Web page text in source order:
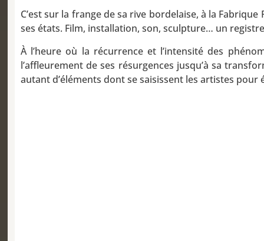
C’est sur la frange de sa rive bordelaise, à la
ses états. Film, installation, son, sculpture… un
À l’heure où la récurrence et l’intensité des
l’affleurement de ses résurgences jusqu’à sa
autant d’éléments dont se saisissent les artistes